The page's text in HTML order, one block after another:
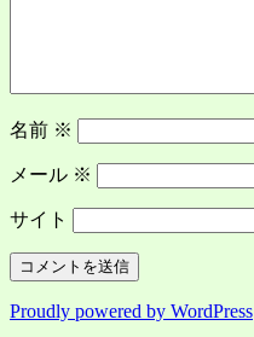
名前 ※
メール ※
サイト
Proudly powered by WordPress